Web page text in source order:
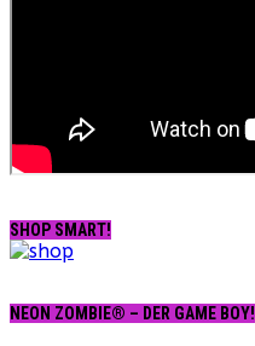
SHOP SMART!
NEON ZOMBIE® – DER GAME BOY!